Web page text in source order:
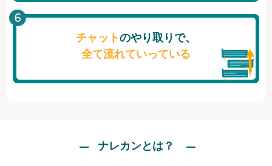
チャットのやり取りで、
全て流れていっている
ナレカンとは？